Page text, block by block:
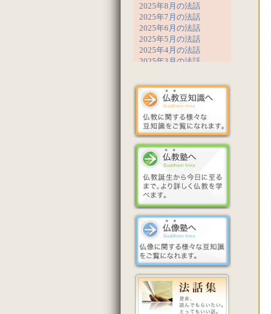
2025年8月の法話
2025年7月の法話
2025年6月の法話
2025年5月の法話
2025年4月の法話
2025年3月の法話
2025年1月の法話
2024年12月の法話
2024年11月の法話
2024年10月の法話
2024年9月の法話
2024年8月の法話
2024年7月の法話
2024年6月の法話
2024年5月の法話
2024年4月の法話
2024年3月の法話
2024年2月の法話
2023年12月の法話
2023年11月の法話
2023年10月の法話
2023年9月の法話
2023年8月の法話
2023年7月の法話
2023年6月の法話
2023年5月の法話
2023年4月の法話